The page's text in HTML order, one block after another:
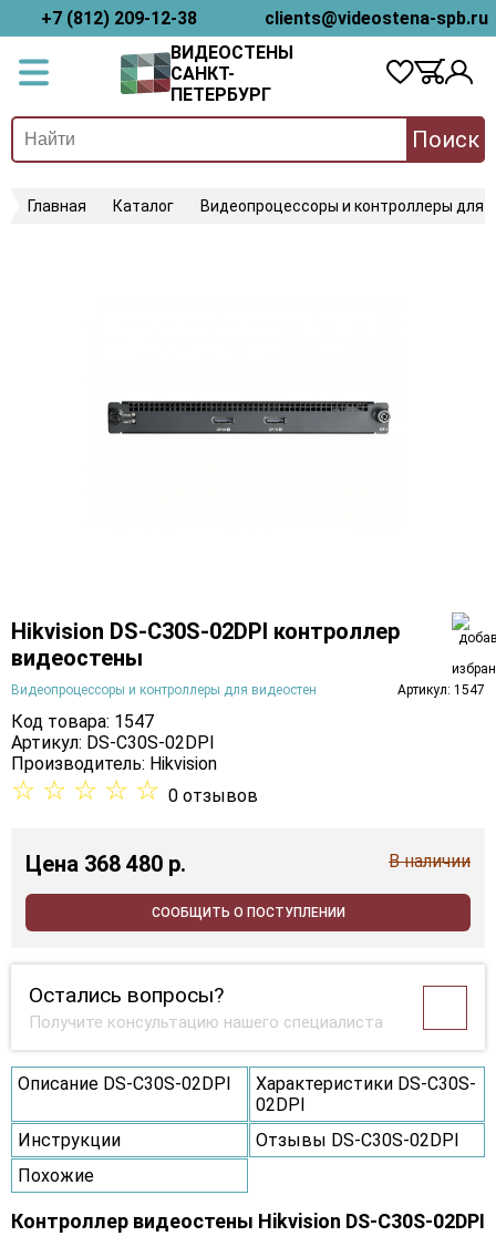
+7 (812) 209-12-38
clients@videostena-spb.ru
ВИДЕОСТЕНЫ
САНКТ-
ПЕТЕРБУРГ
Поиск
Главная Каталог Видеопроцессоры и контроллеры для
Hikvision DS-C30S-02DPI контроллер
видеостены
Видеопроцессоры и контроллеры для видеостен Артикул: 1547
Код товара: 1547
Артикул: DS-C30S-02DPI
Производитель: Hikvision
☆ ☆ ☆ ☆ ☆ 0 отзывов
Цена 368 480 p. В наличии
СООБЩИТЬ О ПОСТУПЛЕНИИ
Остались вопросы?
Получите консультацию нашего специалиста
Описание DS-C30S-02DPI
Характеристики DS-C30S-
02DPI
Инструкции
Отзывы DS-C30S-02DPI
Похожие
Контроллер видеостены Hikvision DS-C30S-02DPI